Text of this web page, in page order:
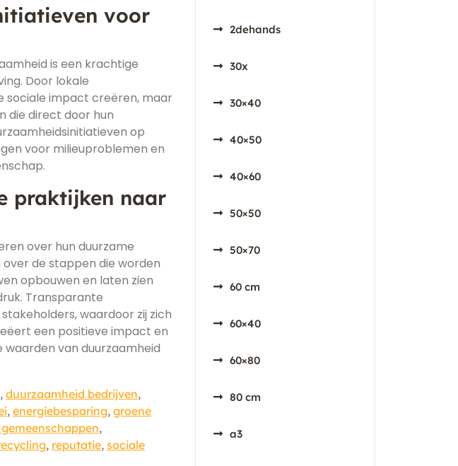
voor
is een krachtige
Door lokale
sociale impact creëren, maar
die direct door hun
op
voor milieuproblemen en
praktijken naar
over hun duurzame
de stappen die worden
opbouwen en laten zien
Transparante
waardoor zij zich
een positieve impact en
van duurzaamheid
, duurzaamheid bedrijven,
, energiebesparing, groene
,
, reputatie, sociale
2dehands
30x
30×40
40×50
40×60
50×50
50×70
60 cm
60×40
60×80
80 cm
a3